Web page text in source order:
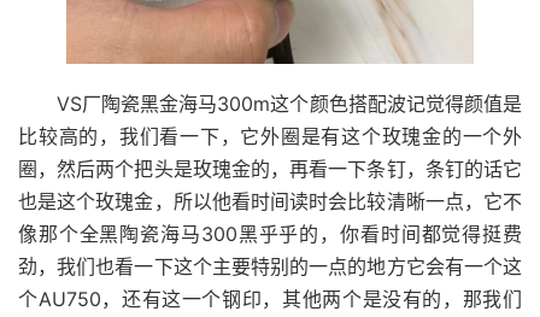
VS厂陶瓷黑金海马300m这个颜色搭配波记觉得颜值是
比较高的，我们看一下，它外圈是有这个玫瑰金的一个外
圈，然后两个把头是玫瑰金的，再看一下条钉，条钉的话它
也是这个玫瑰金，所以他看时间读时会比较清晰一点，它不
像那个全黑陶瓷海马300黑乎乎的，你看时间都觉得挺费
劲，我们也看一下这个主要特别的一点的地方它会有一个这
个AU750，还有这一个钢印，其他两个是没有的，那我们